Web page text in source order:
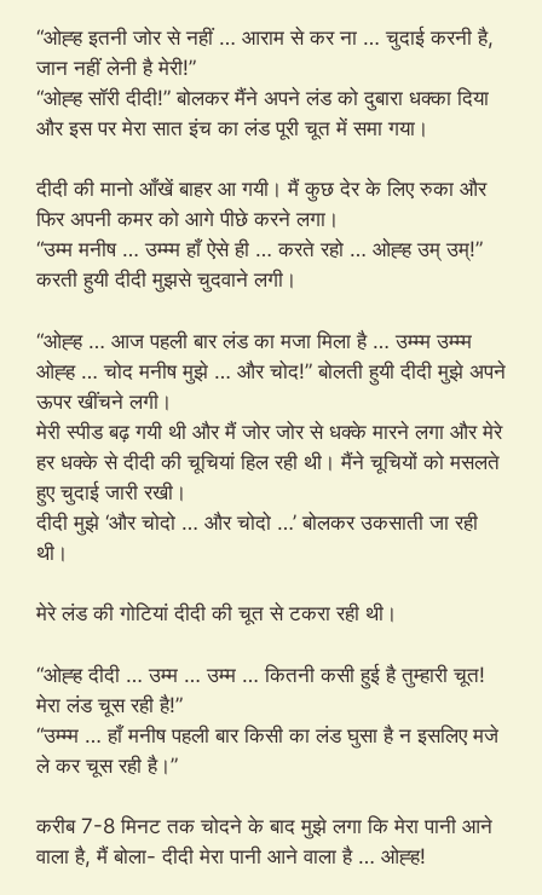
“ओह्ह इतनी जोर से नहीं … आराम से कर ना … चुदाई करनी है,
जान नहीं लेनी है मेरी!”
“ओह्ह सॉरी दीदी!” बोलकर मैंने अपने लंड को दुबारा धक्का दिया
और इस पर मेरा सात इंच का लंड पूरी चूत में समा गया।
दीदी की मानो आँखें बाहर आ गयी। मैं कुछ देर के लिए रुका और
फिर अपनी कमर को आगे पीछे करने लगा।
“उम्म मनीष … उम्म्म हाँ ऐसे ही … करते रहो … ओह्ह उम् उम्!”
करती हुयी दीदी मुझसे चुदवाने लगी।
“ओह्ह … आज पहली बार लंड का मजा मिला है … उम्म्म उम्म्म
ओह्ह … चोद मनीष मुझे … और चोद!” बोलती हुयी दीदी मुझे अपने
ऊपर खींचने लगी।
मेरी स्पीड बढ़ गयी थी और मैं जोर जोर से धक्के मारने लगा और मेरे
हर धक्के से दीदी की चूचियां हिल रही थी। मैंने चूचियों को मसलते
हुए चुदाई जारी रखी।
दीदी मुझे ‘और चोदो … और चोदो …’ बोलकर उकसाती जा रही
थी।
मेरे लंड की गोटियां दीदी की चूत से टकरा रही थी।
“ओह्ह दीदी … उम्म … उम्म … कितनी कसी हुई है तुम्हारी चूत!
मेरा लंड चूस रही है!”
“उम्म्म … हाँ मनीष पहली बार किसी का लंड घुसा है न इसलिए मजे
ले कर चूस रही है।”
करीब 7-8 मिनट तक चोदने के बाद मुझे लगा कि मेरा पानी आने
वाला है, मैं बोला- दीदी मेरा पानी आने वाला है … ओह्ह!